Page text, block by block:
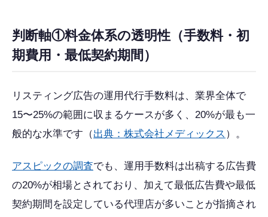
判断軸①料金体系の透明性（手数料・初
期費用・最低契約期間）
リスティング広告の運用代行手数料は、業界全体で
15〜25%の範囲に収まるケースが多く、20%が最も一
般的な水準です（出典：株式会社メディックス ）。
アスピックの調査でも、運用手数料は出稿する広告費
の20%が相場とされており、加えて最低広告費や最低
契約期間を設定している代理店が多いことが指摘され